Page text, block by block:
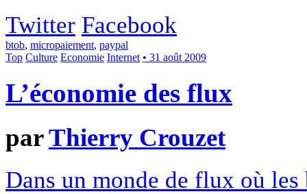
Twitter Facebook
btob, micropaiement, paypal
Top Culture Economie Internet • 31 août 2009
L’économie des flux
parThierry Crouzet
Dans un monde de flux où les